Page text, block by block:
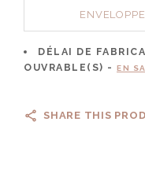
DÉLAI DE
OUVRABLE(S) -
EN
SHARE THIS